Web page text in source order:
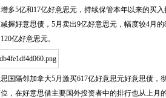
多5亿和17亿好意思元，持续保管本年以来的买入
好意思债，5月卖出9亿好意思元，幅度较4月的
亿好意思元。
隔邻加拿大5月激买617亿好意思元好意思债，
，在好意思借主要国外投资者中的排行也从上月